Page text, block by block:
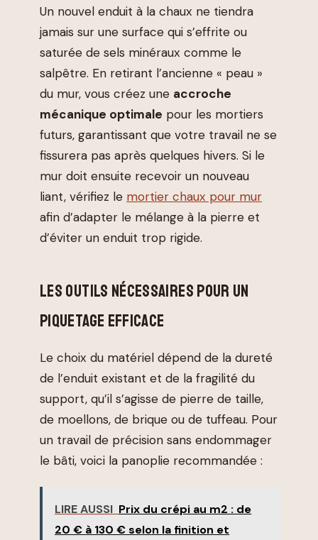
Un nouvel enduit à la chaux ne tiendra
jamais sur une surface qui s’effrite ou
saturée de sels minéraux comme le
salpêtre. En retirant l’ancienne « peau »
du mur, vous créez une accroche
mécanique optimale pour les mortiers
futurs, garantissant que votre travail ne se
fissurera pas après quelques hivers. Si le
mur doit ensuite recevoir un nouveau
liant, vérifiez le mortier chaux pour mur
afin d’adapter le mélange à la pierre et
d’éviter un enduit trop rigide.
LES OUTILS NÉCESSAIRES POUR UN
PIQUETAGE EFFICACE
Le choix du matériel dépend de la dureté
de l’enduit existant et de la fragilité du
support, qu’il s’agisse de pierre de taille,
de moellons, de brique ou de tuffeau. Pour
un travail de précision sans endommager
le bâti, voici la panoplie recommandée :
LIRE AUSSI Prix du crépi au m2 : de
20 € à 130 € selon la finition et